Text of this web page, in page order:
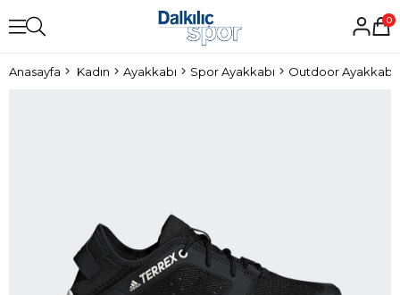
0
Anasayfa Kadın Ayakkabı Spor Ayakkabı Outdoor Ayakkabı